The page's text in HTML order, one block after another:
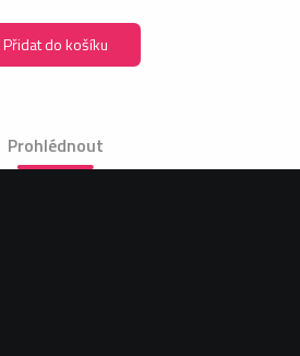
Přidat do košíku
Prohlédnout